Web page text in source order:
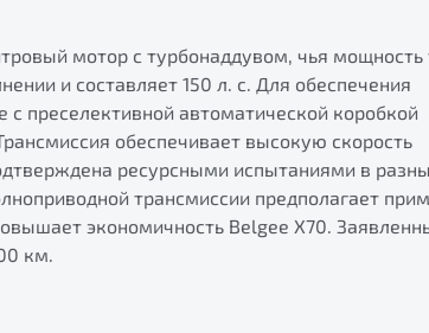
мотор с турбонаддувом, чья мощность
и составляет 150 л. с. Для обеспечения
преселективной автоматической коробкой
обеспечивает высокую скорость
ресурсными испытаниями в
трансмиссии предполагает
экономичность Belgee X70.
км.